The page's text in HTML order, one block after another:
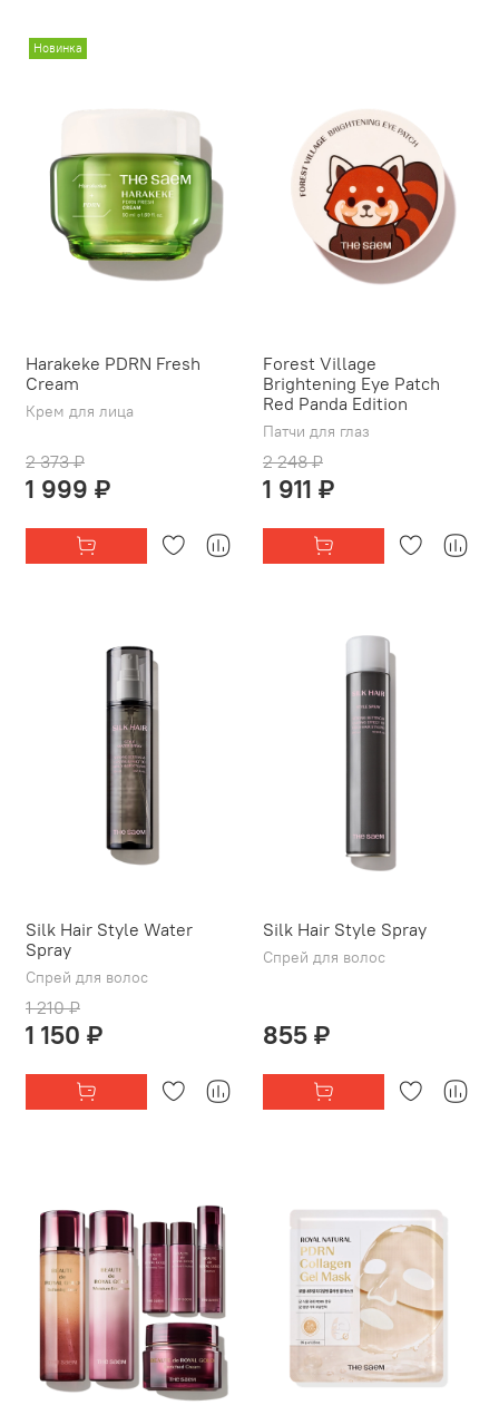
Новинка
Harakeke PDRN Fresh
Cream
Крем для лица
2 373 ₽
1 999 ₽
Forest Village
Brightening Eye Patch
Red Panda Edition
Патчи для глаз
2 248 ₽
1 911 ₽
Silk Hair Style Water
Spray
Спрей для волос
1 210 ₽
1 150 ₽
Silk Hair Style Spray
Спрей для волос
855 ₽